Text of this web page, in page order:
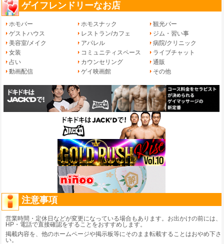
ゲイフレンドリーなお店
ホモバー ホモスナック
観光バー
ゲストハウス
レストラン/カフェ
ジム・習い事
美容室/メイク
アパレル
病院/クリニック
女装
コミュニティスペース
ライブチャット
占い
カウンセリング
通販
動画配信
ゲイ映画館 その他
注意事項
営業時間・定休日などが変更になっている場合もあります。お出かけの前には、
HP・電話で直接確認をすることをおすすめします。
掲載内容を、他のホームページや掲示板等にそのまま転載することはおやめ下さ
い。